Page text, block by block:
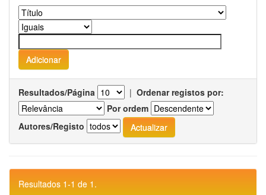
Resultados/Página | Ordenar registos por:
Por ordem
Autores/Registo
Resultados 1-1 de 1.